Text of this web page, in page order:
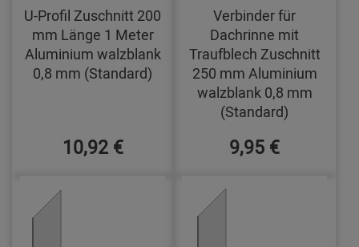
U-Profil Zuschnitt 200
mm Länge 1 Meter
Aluminium walzblank
0,8 mm (Standard)
10,92 €
Verbinder für
Dachrinne mit
Traufblech Zuschnitt
250 mm Aluminium
walzblank 0,8 mm
(Standard)
9,95 €